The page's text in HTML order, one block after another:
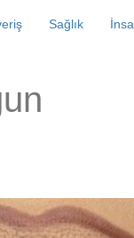
Sağlık